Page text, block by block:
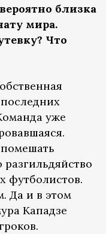
близка
мира.
Что
последних
уже
разгильдяйство
футболистов.
Да и в этом
Кападзе